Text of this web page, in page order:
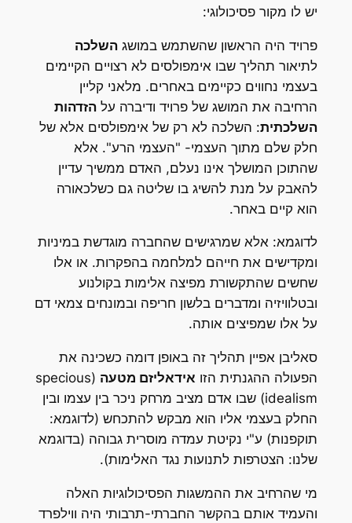
יש לו מקור פסיכולוגי:
פרויד היה הראשון שהשתמש במושגהשלכה
לתיאור תהליך שבו אימפולסים לא רצויים הקיימים
בעצמי נחווים כקיימים באחרים. מלאני קליין
הרחיבה את המושג של פרויד ודיברה עלהזדהות
השלכתית: השלכה לא רק של אימפולסים אלא של
חלק שלם מתוך העצמי- "העצמי הרע". אלא
שהתוכן המושלך אינו נעלם, האדם ממשיך עדיין
להאבק על מנת להשיג בו שליטה גם כשלכאורה
הוא קיים באחר.
לדוגמא: אלא שמרגישים שהחברה מוגדשת במיניות
ומקדישים את חייהם למלחמה בהפקרות. או אלו
שחשים שהתקשורת מפיצה אלימות בקולנוע
ובטלוויזיה ומדברים בלשון חריפה ובמונחים צמאי דם
על אלו שמפיצים אותה.
סאליבן אפיין תהליך זה באופן דומה כשכינה את
הפעולה ההגנתית הזואידאליזם מטעה (specious
idealism) שבו אדם מציב מרחק ניכר בין עצמו ובין
החלק בעצמי אליו הוא מבקש להתכחש (לדוגמא:
תוקפנות) ע"י נקיטת עמדה מוסרית גבוהה (בדוגמא
שלנו: הצטרפות לתנועות נגד האלימות).
מי שהרחיב את ההמשגות הפסיכולוגיות האלה
והעמיד אותם בהקשר החברתי-תרבותי היה ווילפרד